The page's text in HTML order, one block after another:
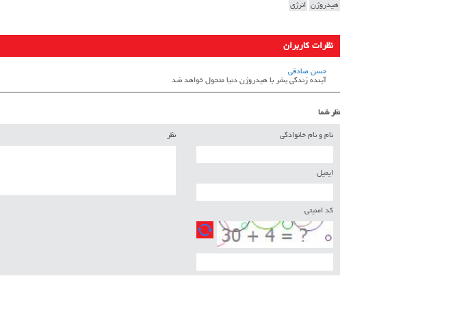
هیدروژن انرژِی
نظرات کاربران
حسن صادقی
آینده زندگی بشر با هیدروژن دنیا متحول خواهد شد
نظر شما
نام و نام خانوادگی
ایمیل
کد امنیتی
نظر